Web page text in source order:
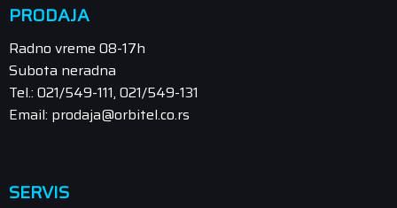
PRODAJA
Radno vreme 08-17h
Subota neradna
Tel.: 021/549-111, 021/549-131
Email: prodaja@orbitel.co.rs
SERVIS